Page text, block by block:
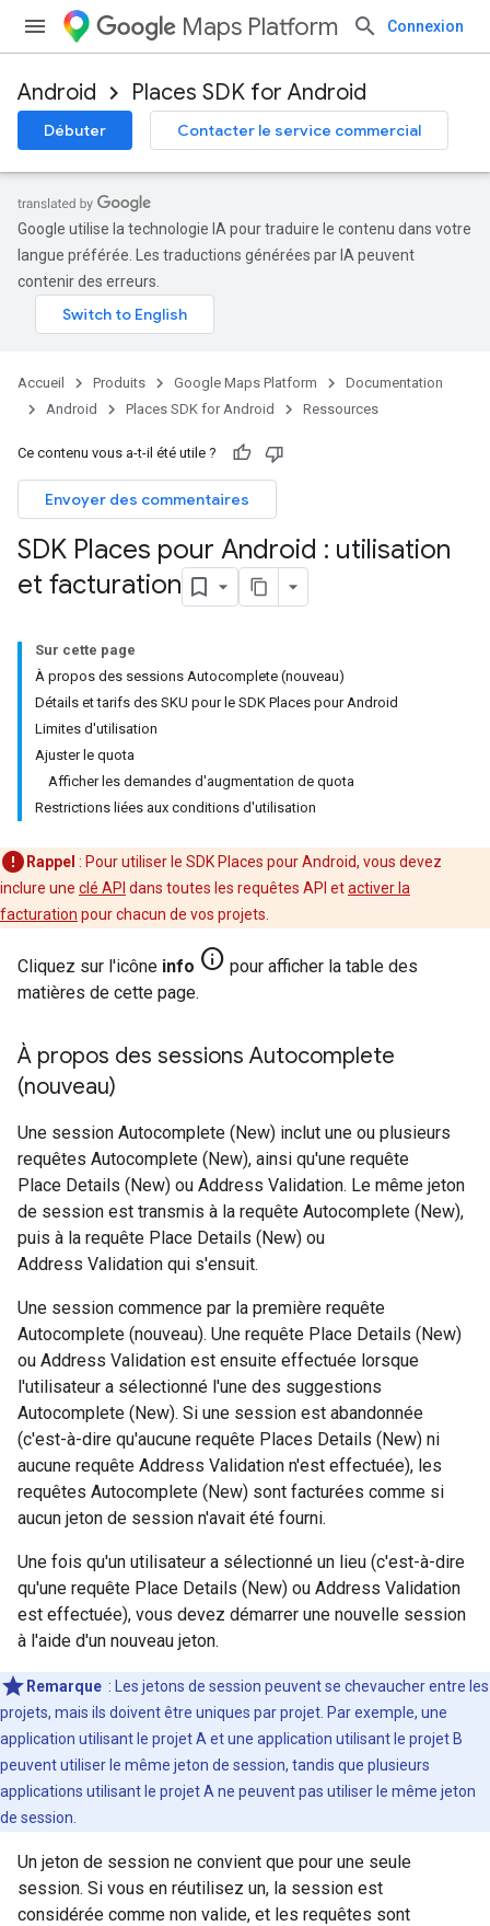
Maps Platform Connexion
Android Places SDK for Android
Débuter Contacter le service commercial
Google utilise la technologie IA pour traduire le contenu dans votre
langue préférée. Les traductions générées par IA peuvent
contenir des erreurs.
Accueil Produits Google Maps Platform
Documentation
Android
Places SDK for Android Ressources
Ce contenu vous a-t-il été utile ?
Envoyer des commentaires
SDK Places pour Android : utilisation
et facturation
Sur cette page
À propos des sessions Autocomplete (nouveau)
Détails et tarifs des SKU pour le SDK Places pour Android
Limites d'utilisation
Ajuster le quota
Afficher les demandes d'augmentation de quota
Restrictions liées aux conditions d'utilisation
Rappel : Pour utiliser le SDK Places pour Android, vous devez
inclure une clé API dans toutes les requêtes API etactiver la
facturation pour chacun de vos projets.
Cliquez sur l'icône info info pour afficher la table des
matières de cette page.
À propos des sessions Autocomplete
(nouveau)
Une session Autocomplete (New) inclut une ou plusieurs
requêtes Autocomplete (New), ainsi qu'une requête
Place Details (New) ou Address Validation. Le même jeton
de session est transmis à la requête Autocomplete (New),
puis à la requête Place Details (New) ou
Address Validation qui s'ensuit.
Une session commence par la première requête
Autocomplete (nouveau). Une requête Place Details (New)
ou Address Validation est ensuite effectuée lorsque
l'utilisateur a sélectionné l'une des suggestions
Autocomplete (New). Si une session est abandonnée
(c'est-à-dire qu'aucune requête Places Details (New) ni
aucune requête Address Validation n'est effectuée), les
requêtes Autocomplete (New) sont facturées comme si
aucun jeton de session n'avait été fourni.
Une fois qu'un utilisateur a sélectionné un lieu (c'est-à-dire
qu'une requête Place Details (New) ou Address Validation
est effectuée), vous devez démarrer une nouvelle session
à l'aide d'un nouveau jeton.
Remarque : Les jetons de session peuvent se chevaucher entre les
projets, mais ils doivent être uniques par projet. Par exemple, une
application utilisant le projet A et une application utilisant le projet B
peuvent utiliser le même jeton de session, tandis que plusieurs
applications utilisant le projet A ne peuvent pas utiliser le même jeton
de session.
Un jeton de session ne convient que pour une seule
session. Si vous en réutilisez un, la session est
considérée comme non valide, et les requêtes sont